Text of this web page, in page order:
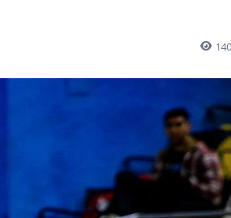
140